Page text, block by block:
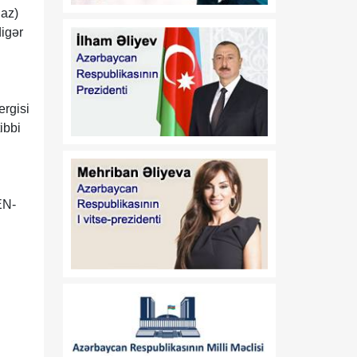
qlobal xaos fonunda
08 Avqust
Türk ekspert: Vaşinqton
görüşü Prezident İlham
Əliyevin diplomatiyasının
növbəti uğurudur
20:15
08 Avqust
ilə Ermənistan arasında
əldə olunan razılaşma
sülh prosesinin
yekunlaşması üçün zəmin
08 Avqust
Prezidentin Mətbuat
19:45
Milli Kitabxanada yazıçı
Əlisa Nicatın 90 illik
08 Avqust